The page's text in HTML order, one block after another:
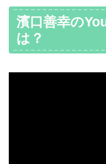
濱口善幸の
は？